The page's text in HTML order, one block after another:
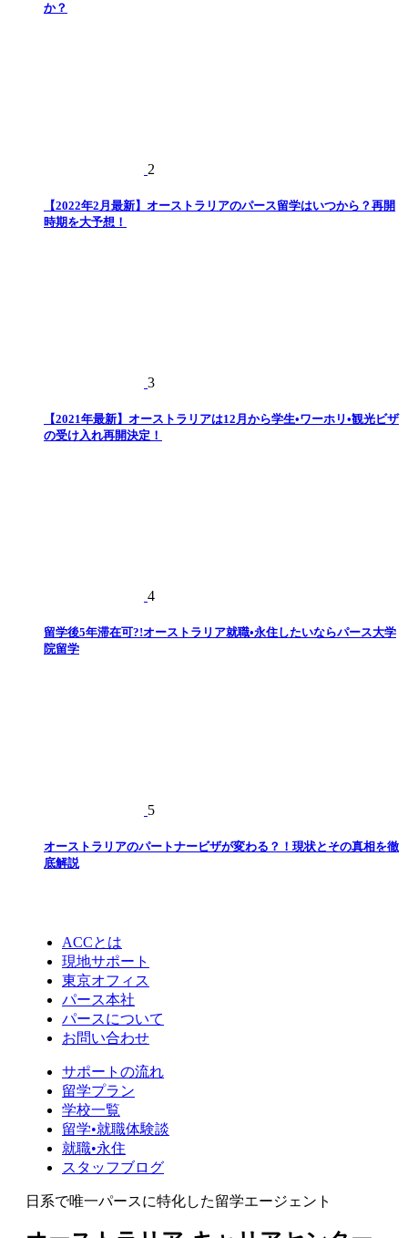
か？
2
【2022年2月最新】オーストラリアのパース留学はいつから？再開
時期を大予想！
3
【2021年最新】オーストラリアは12月から学生•ワーホリ•観光ビザ
の受け入れ再開決定！
4
留学後5年滞在可?!オーストラリア就職•永住したいならパース大学
院留学
5
オーストラリアのパートナービザが変わる？！現状とその真相を徹
底解説
ACCとは
現地サポート
東京オフィス
パース本社
パースについて
お問い合わせ
サポートの流れ
留学プラン
学校一覧
留学•就職体験談
就職•永住
スタッフブログ
日系で唯一パースに特化した留学エージェント